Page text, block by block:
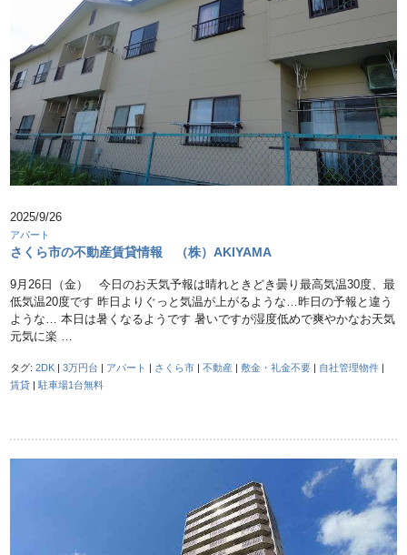
2025/9/26
アパート
さくら市の不動産賃貸情報 （株）AKIYAMA
9月26日（金） 今日のお天気予報は晴れときどき曇り最高気温30度、最
低気温20度です 昨日よりぐっと気温が上がるような…昨日の予報と違う
ような… 本日は暑くなるようです 暑いですが湿度低めで爽やかなお天気
元気に楽 …
タグ:2DK |3万円台 | アパート | さくら市 |不動産 |敷金・礼金不要 | 自社管理物件 |
賃貸 |駐車場1台無料